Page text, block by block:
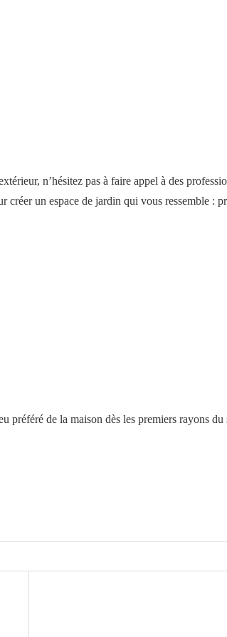
n’hésitez pas à faire appel à des
créer un espace de jardin qui vous ressemble :
préféré de la maison dès les premiers rayons du